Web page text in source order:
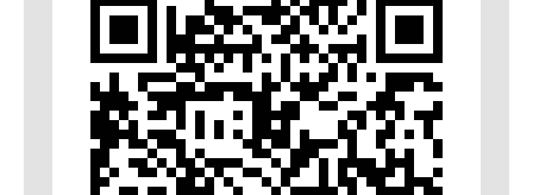
SELECTARC
WELDRITE